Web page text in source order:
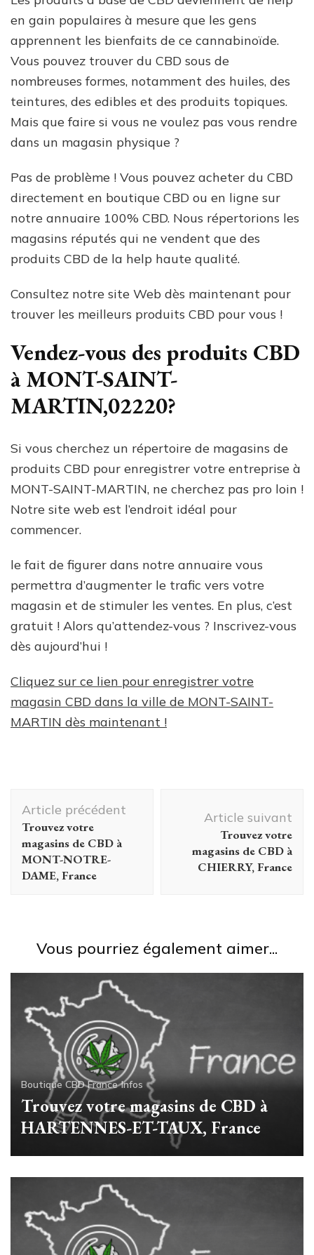
en gain populaires à mesure que les gens
apprennent les bienfaits de ce cannabinoïde.
Vous pouvez trouver du CBD sous de
nombreuses formes, notamment des huiles, des
teintures, des edibles et des produits topiques.
Mais que faire si vous ne voulez pas vous rendre
dans un magasin physique ?
Pas de problème ! Vous pouvez acheter du CBD
directement en boutique CBD ou en ligne sur
notre annuaire 100% CBD. Nous répertorions les
magasins réputés qui ne vendent que des
produits CBD de la help haute qualité.
Consultez notre site Web dès maintenant pour
trouver les meilleurs produits CBD pour vous !
Vendez-vous des produits CBD
à MONT-SAINT-
MARTIN,02220?
Si vous cherchez un répertoire de magasins de
produits CBD pour enregistrer votre entreprise à
MONT-SAINT-MARTIN, ne cherchez pas pro loin !
Notre site web est l’endroit idéal pour
commencer.
le fait de figurer dans notre annuaire vous
permettra d’augmenter le trafic vers votre
magasin et de stimuler les ventes. En plus, c’est
gratuit ! Alors qu’attendez-vous ? Inscrivez-vous
dès aujourd’hui !
Cliquez sur ce lien pour enregistrer votre
magasin CBD dans la ville de MONT-SAINT-
MARTIN dès maintenant !
d'article
Article précédent
Trouvez votre
magasins de CBD à
MONT-NOTRE-
DAME, France
Article suivant
Trouvez votre
magasins de CBD à
CHIERRY, France
Vous pourriez également aimer...
Boutique CBD France Infos
Trouvez votre magasins de CBD à
HARTENNES-ET-TAUX, France